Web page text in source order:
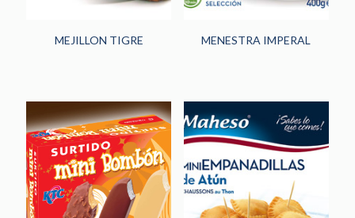
MEJILLON TIGRE MENESTRA IMPERAL